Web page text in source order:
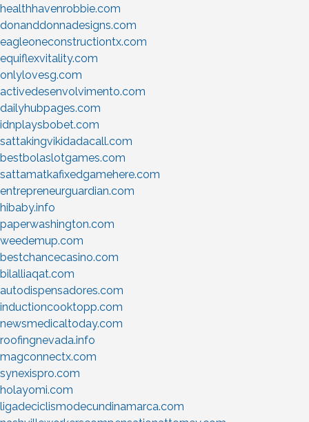
healthhavenrobbie.com
donanddonnadesigns.com
eagleoneconstructiontx.com
equiflexvitality.com
onlylovesg.com
activedesenvolvimento.com
dailyhubpages.com
idnplaysbobet.com
sattakingvikidadacall.com
bestbolaslotgames.com
sattamatkafixedgamehere.com
entrepreneurguardian.com
hibaby.info
paperwashington.com
weedemup.com
bestchancecasino.com
bilalliaqat.com
autodispensadores.com
inductioncooktopp.com
newsmedicaltoday.com
roofingnevada.info
magconnectx.com
synexispro.com
holayomi.com
ligadeciclismodecundinamarca.com